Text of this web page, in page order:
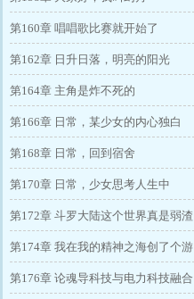
第160章 唱唱歌比赛就开始了
第162章 日升日落，明亮的阳光
第164章 主角是炸不死的
第166章 日常，某少女的内心独白
第168章 日常，回到宿舍
第170章 日常，少女思考人生中
第172章 斗罗大陆这个世界真是弱渣
啊
第174章 我在我的精神之海创了个游
戏哦
第176章 论魂导科技与电力科技融合